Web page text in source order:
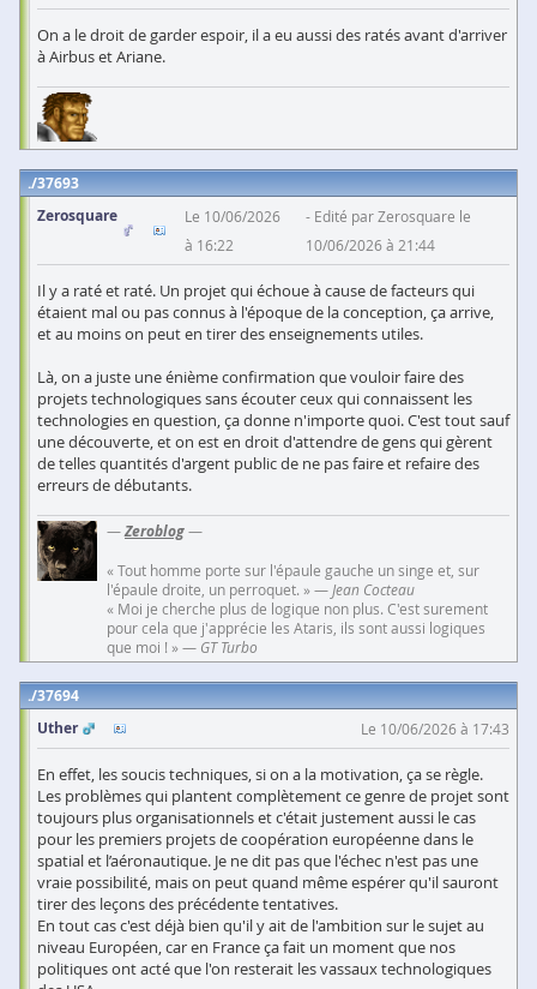
On a le droit de garder espoir, il a eu aussi des ratés avant d'arriver
à Airbus et Ariane.
37693
Zerosquare
Le 10/06/2026
à 16:22
Edité par Zerosquare le
10/06/2026 à 21:44
Il y a raté et raté. Un projet qui échoue à cause de facteurs qui
étaient mal ou pas connus à l'époque de la conception, ça arrive,
et au moins on peut en tirer des enseignements utiles.
Là, on a juste une énième confirmation que vouloir faire des
projets technologiques sans écouter ceux qui connaissent les
technologies en question, ça donne n'importe quoi. C'est tout sauf
une découverte, et on est en droit d'attendre de gens qui gèrent
de telles quantités d'argent public de ne pas faire et refaire des
erreurs de débutants.
—Zeroblog—
« Tout homme porte sur l'épaule gauche un singe et, sur
l'épaule droite, un perroquet. » —Jean Cocteau
« Moi je cherche plus de logique non plus. C'est surement
pour cela que j'apprécie les Ataris, ils sont aussi logiques
que moi ! » — GT Turbo
37694
Uther
Le 10/06/2026 à 17:43
En effet, les soucis techniques, si on a la motivation, ça se règle.
Les problèmes qui plantent complètement ce genre de projet sont
toujours plus organisationnels et c'était justement aussi le cas
pour les premiers projets de coopération européenne dans le
spatial et l’aéronautique. Je ne dit pas que l'échec n'est pas une
vraie possibilité, mais on peut quand même espérer qu'il sauront
tirer des leçons des précédente tentatives.
En tout cas c'est déjà bien qu'il y ait de l'ambition sur le sujet au
niveau Européen, car en France ça fait un moment que nos
politiques ont acté que l'on resterait les vassaux technologiques